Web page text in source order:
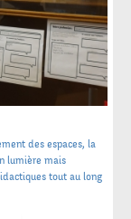
des espaces, la
lumière mais
tout au long